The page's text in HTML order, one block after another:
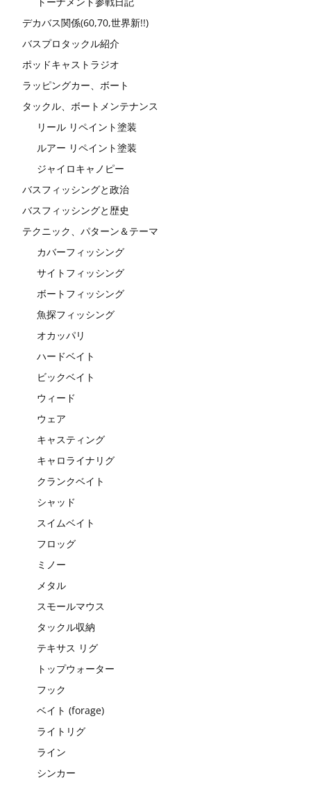
デカバス関係(60,70,世界新!!)
バスプロタックル紹介
ポッドキャストラジオ
ラッピングカー、ボート
タックル、ボートメンテナンス
リール リペイント塗装
ルアー リペイント塗装
ジャイロキャノピー
バスフィッシングと政治
バスフィッシングと歴史
テクニック、パターン＆テーマ
カバーフィッシング
サイトフィッシング
ボートフィッシング
魚探フィッシング
オカッパリ
ハードベイト
ビックベイト
ウィード
ウェア
キャスティング
キャロライナリグ
クランクベイト
シャッド
スイムベイト
フロッグ
ミノー
メタル
スモールマウス
タックル収納
テキサス リグ
トップウォーター
フック
ベイト (forage)
ライトリグ
ライン
シンカー